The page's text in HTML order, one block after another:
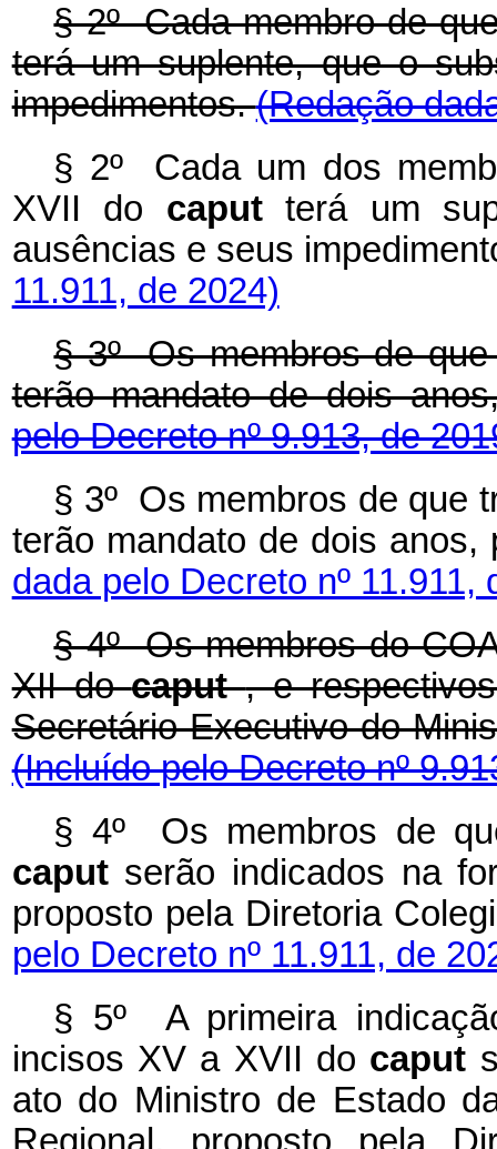
§ 2º Cada membro de
terá um suplente, que o
impedimentos.(Redação
§ 2º Cada um dos
XVII do caputterá um
ausências e seus
11.911, de 2024)
§ 3º Os membros de
terão mandato de dois
pelo Decreto nº 9.913, de
§ 3º Os membros de que
terão mandato de dois anos,
dada pelo Decreto nº 11.911,
§ 4º Os membros do
XII docaput, e
Secretário-Executivo do
(Incluído pelo Decreto nº
§ 4º Os membros de
caputserão indicados na
proposto pela Diretoria
pelo Decreto nº 11.911, de
§ 5º A primeira
incisos XV a XVII do caput
ato do Ministro de Estado